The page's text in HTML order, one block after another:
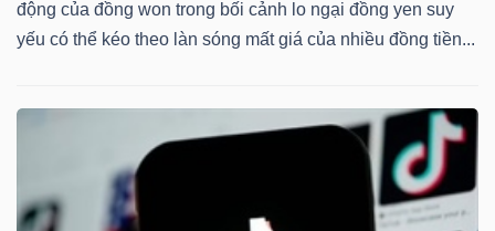
động của đồng won trong bối cảnh lo ngại đồng yen suy
yếu có thể kéo theo làn sóng mất giá của nhiều đồng tiền...